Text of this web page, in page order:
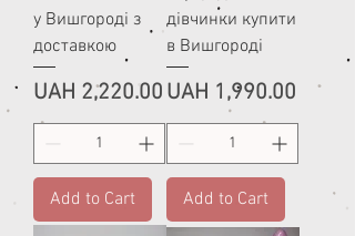
у Вишгороді з
доставкою
Price
UAH 2,220.00
Add to Cart
дівчинки купити
в Вишгороді
Price
UAH 1,990.00
Add to Cart